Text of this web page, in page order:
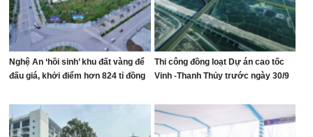
Nghệ An ‘hồi sinh’ khu đất vàng để
đấu giá, khởi điểm hơn 824 tỉ đồng
Thi công đồng loạt Dự án cao tốc
Vinh -Thanh Thủy trước ngày 30/9